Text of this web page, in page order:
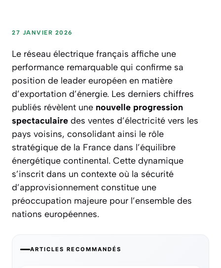
27 JANVIER 2026
Le réseau électrique français affiche une
performance remarquable qui confirme sa
position de leader européen en matière
d’exportation d’énergie. Les derniers chiffres
publiés révèlent une nouvelle progression
spectaculaire des ventes d’électricité vers les
pays voisins, consolidant ainsi le rôle
stratégique de la France dans l’équilibre
énergétique continental. Cette dynamique
s’inscrit dans un contexte où la sécurité
d’approvisionnement constitue une
préoccupation majeure pour l’ensemble des
nations européennes.
ARTICLES RECOMMANDÉS